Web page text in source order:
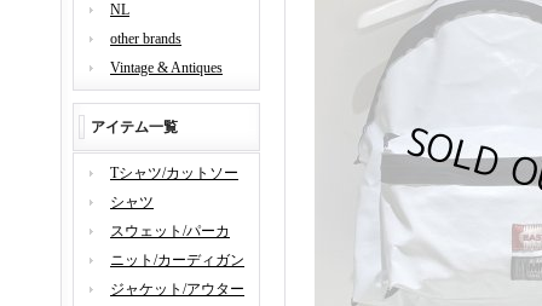
NL
other brands
Vintage & Antiques
アイテム一覧
Tシャツ/カットソー
シャツ
スウェット/パーカ
ニット/カーディガン
ジャケット/アウター